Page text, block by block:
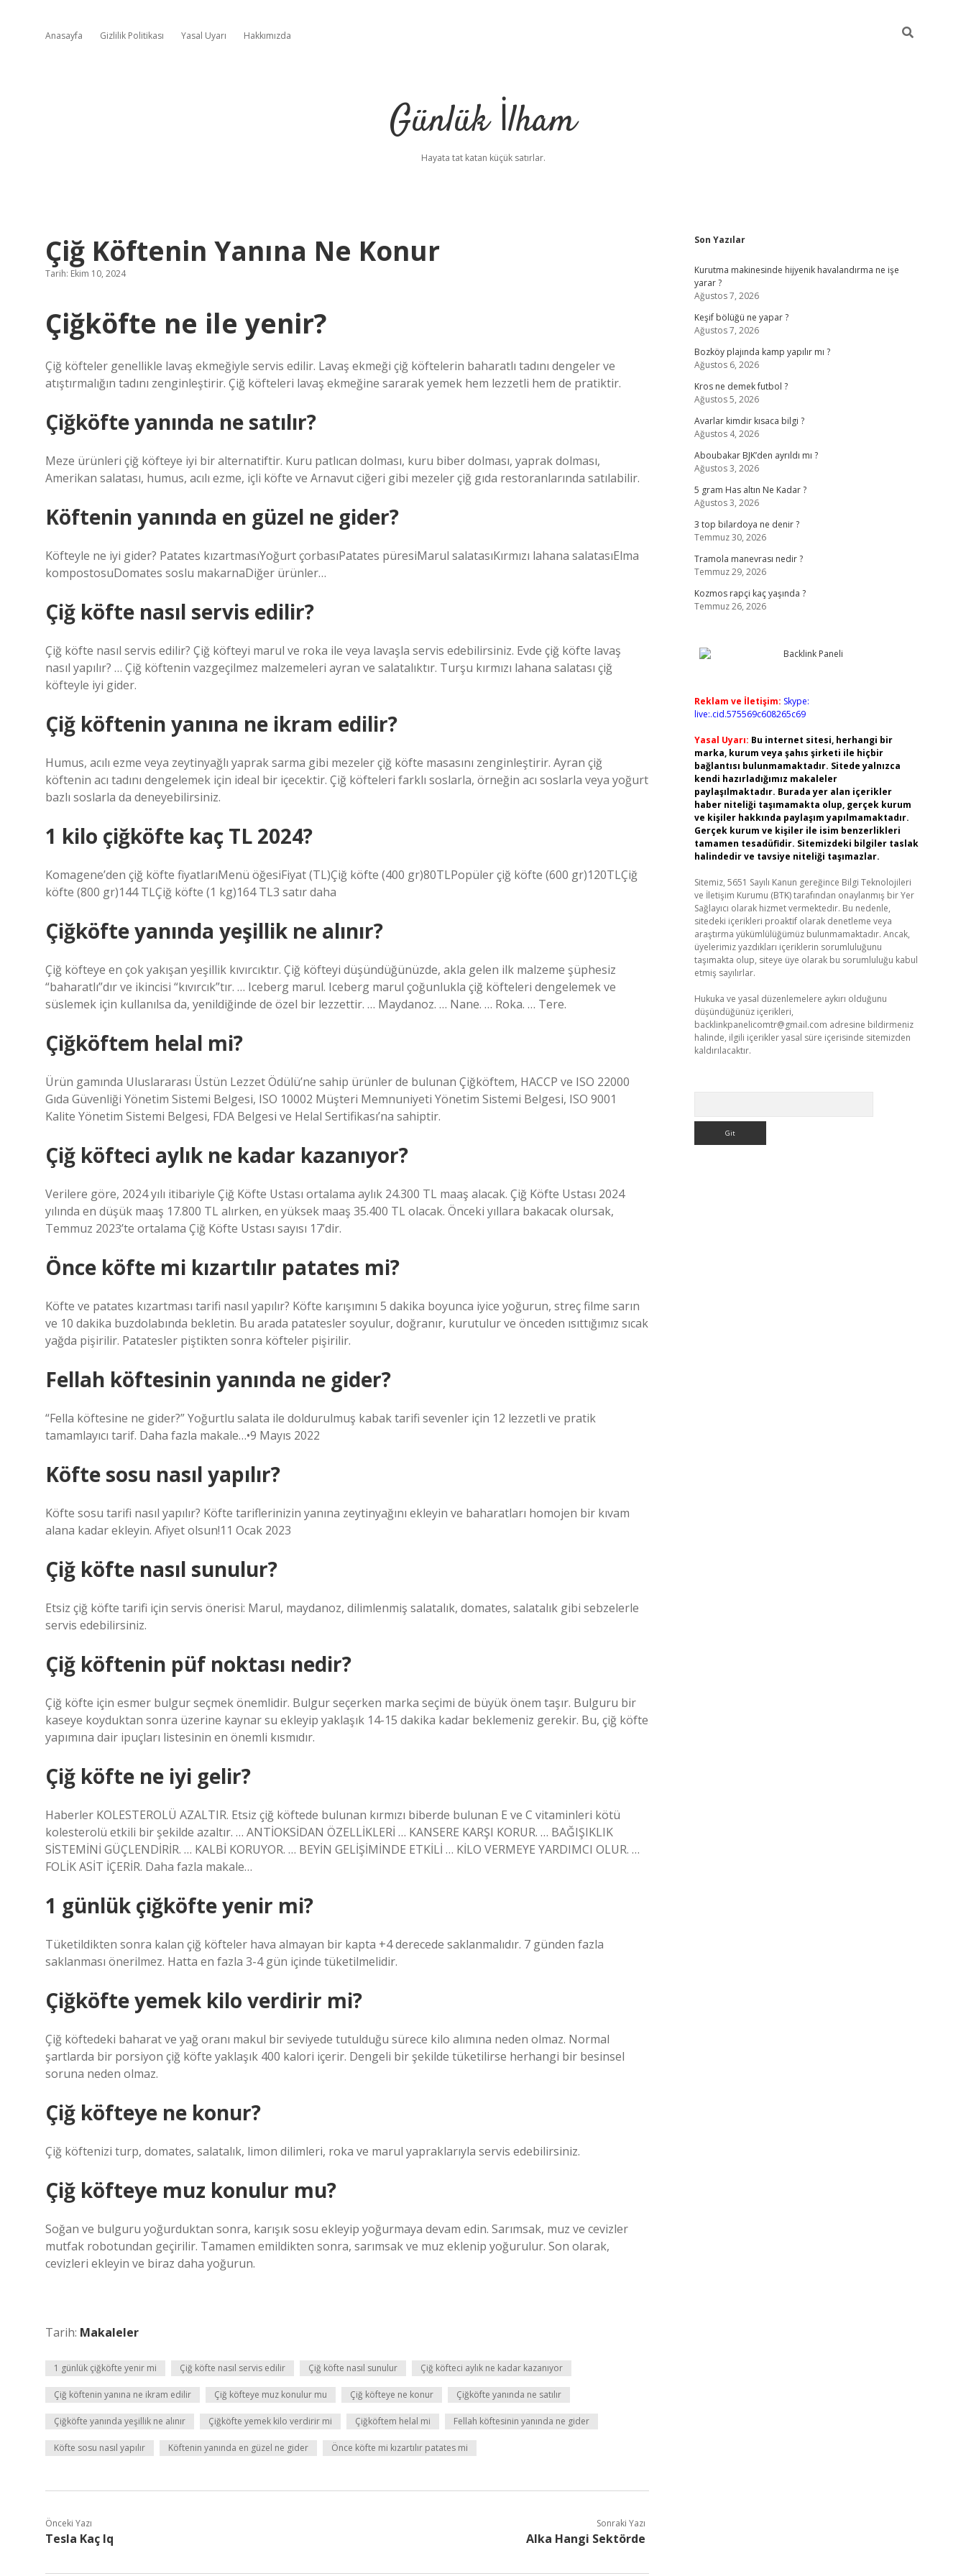
Anasayfa Gizlilik Politikası Yasal Uyarı Hakkımızda
Günlük İlham
Hayata tat katan küçük satırlar.
Çiğ Köftenin Yanına Ne Konur
Tarih: Ekim 10, 2024
Çiğköfte ne ile yenir?
Çiğ köfteler genellikle lavaş ekmeğiyle servis edilir. Lavaş ekmeği çiğ köftelerin baharatlı tadını dengeler ve
atıştırmalığın tadını zenginleştirir. Çiğ köfteleri lavaş ekmeğine sararak yemek hem lezzetli hem de pratiktir.
Çiğköfte yanında ne satılır?
Meze ürünleri çiğ köfteye iyi bir alternatiftir. Kuru patlıcan dolması, kuru biber dolması, yaprak dolması,
Amerikan salatası, humus, acılı ezme, içli köfte ve Arnavut ciğeri gibi mezeler çiğ gıda restoranlarında satılabilir.
Köftenin yanında en güzel ne gider?
Köfteyle ne iyi gider? Patates kızartmasıYoğurt çorbasıPatates püresiMarul salatasıKırmızı lahana salatasıElma
kompostosuDomates soslu makarnaDiğer ürünler…
Çiğ köfte nasıl servis edilir?
Çiğ köfte nasıl servis edilir? Çiğ köfteyi marul ve roka ile veya lavaşla servis edebilirsiniz. Evde çiğ köfte lavaş
nasıl yapılır? … Çiğ köftenin vazgeçilmez malzemeleri ayran ve salatalıktır. Turşu kırmızı lahana salatası çiğ
köfteyle iyi gider.
Çiğ köftenin yanına ne ikram edilir?
Humus, acılı ezme veya zeytinyağlı yaprak sarma gibi mezeler çiğ köfte masasını zenginleştirir. Ayran çiğ
köftenin acı tadını dengelemek için ideal bir içecektir. Çiğ köfteleri farklı soslarla, örneğin acı soslarla veya yoğurt
bazlı soslarla da deneyebilirsiniz.
1 kilo çiğköfte kaç TL 2024?
Komagene’den çiğ köfte fiyatlarıMenü öğesiFiyat (TL)Çiğ köfte (400 gr)80TLPopüler çiğ köfte (600 gr)120TLÇiğ
köfte (800 gr)144 TLÇiğ köfte (1 kg)164 TL3 satır daha
Çiğköfte yanında yeşillik ne alınır?
Çiğ köfteye en çok yakışan yeşillik kıvırcıktır. Çiğ köfteyi düşündüğünüzde, akla gelen ilk malzeme şüphesiz
“baharatlı”dır ve ikincisi “kıvırcık”tır. … Iceberg marul. Iceberg marul çoğunlukla çiğ köfteleri dengelemek ve
süslemek için kullanılsa da, yenildiğinde de özel bir lezzettir. … Maydanoz. … Nane. … Roka. … Tere.
Çiğköftem helal mi?
Ürün gamında Uluslararası Üstün Lezzet Ödülü’ne sahip ürünler de bulunan Çiğköftem, HACCP ve ISO 22000
Gıda Güvenliği Yönetim Sistemi Belgesi, ISO 10002 Müşteri Memnuniyeti Yönetim Sistemi Belgesi, ISO 9001
Kalite Yönetim Sistemi Belgesi, FDA Belgesi ve Helal Sertifikası’na sahiptir.
Çiğ köfteci aylık ne kadar kazanıyor?
Verilere göre, 2024 yılı itibariyle Çiğ Köfte Ustası ortalama aylık 24.300 TL maaş alacak. Çiğ Köfte Ustası 2024
yılında en düşük maaş 17.800 TL alırken, en yüksek maaş 35.400 TL olacak. Önceki yıllara bakacak olursak,
Temmuz 2023’te ortalama Çiğ Köfte Ustası sayısı 17’dir.
Önce köfte mi kızartılır patates mi?
Köfte ve patates kızartması tarifi nasıl yapılır? Köfte karışımını 5 dakika boyunca iyice yoğurun, streç filme sarın
ve 10 dakika buzdolabında bekletin. Bu arada patatesler soyulur, doğranır, kurutulur ve önceden ısıttığımız sıcak
yağda pişirilir. Patatesler piştikten sonra köfteler pişirilir.
Fellah köftesinin yanında ne gider?
“Fella köftesine ne gider?” Yoğurtlu salata ile doldurulmuş kabak tarifi sevenler için 12 lezzetli ve pratik
tamamlayıcı tarif. Daha fazla makale…•9 Mayıs 2022
Köfte sosu nasıl yapılır?
Köfte sosu tarifi nasıl yapılır? Köfte tariflerinizin yanına zeytinyağını ekleyin ve baharatları homojen bir kıvam
alana kadar ekleyin. Afiyet olsun!11 Ocak 2023
Çiğ köfte nasıl sunulur?
Etsiz çiğ köfte tarifi için servis önerisi: Marul, maydanoz, dilimlenmiş salatalık, domates, salatalık gibi sebzelerle
servis edebilirsiniz.
Çiğ köftenin püf noktası nedir?
Çiğ köfte için esmer bulgur seçmek önemlidir. Bulgur seçerken marka seçimi de büyük önem taşır. Bulguru bir
kaseye koyduktan sonra üzerine kaynar su ekleyip yaklaşık 14-15 dakika kadar beklemeniz gerekir. Bu, çiğ köfte
yapımına dair ipuçları listesinin en önemli kısmıdır.
Çiğ köfte ne iyi gelir?
Haberler KOLESTEROLÜ AZALTIR. Etsiz çiğ köftede bulunan kırmızı biberde bulunan E ve C vitaminleri kötü
kolesterolü etkili bir şekilde azaltır. … ANTİOKSİDAN ÖZELLİKLERİ … KANSERE KARŞI KORUR. … BAĞIŞIKLIK
SİSTEMİNİ GÜÇLENDİRİR. … KALBİ KORUYOR. … BEYİN GELİŞİMİNDE ETKİLİ … KİLO VERMEYE YARDIMCI OLUR. …
FOLİK ASİT İÇERİR. Daha fazla makale…
1 günlük çiğköfte yenir mi?
Tüketildikten sonra kalan çiğ köfteler hava almayan bir kapta +4 derecede saklanmalıdır. 7 günden fazla
saklanması önerilmez. Hatta en fazla 3-4 gün içinde tüketilmelidir.
Çiğköfte yemek kilo verdirir mi?
Çiğ köftedeki baharat ve yağ oranı makul bir seviyede tutulduğu sürece kilo alımına neden olmaz. Normal
şartlarda bir porsiyon çiğ köfte yaklaşık 400 kalori içerir. Dengeli bir şekilde tüketilirse herhangi bir besinsel
soruna neden olmaz.
Çiğ köfteye ne konur?
Çiğ köftenizi turp, domates, salatalık, limon dilimleri, roka ve marul yapraklarıyla servis edebilirsiniz.
Çiğ köfteye muz konulur mu?
Soğan ve bulguru yoğurduktan sonra, karışık sosu ekleyip yoğurmaya devam edin. Sarımsak, muz ve cevizler
mutfak robotundan geçirilir. Tamamen emildikten sonra, sarımsak ve muz eklenip yoğurulur. Son olarak,
cevizleri ekleyin ve biraz daha yoğurun.
Tarih: Makaleler
1 günlük çiğköfte yenir mi Çiğ köfte nasıl servis edilir Çiğ köfte nasıl sunulur Çiğ köfteci aylık ne kadar kazanıyor
Çiğ köftenin yanına ne ikram edilir Çiğ köfteye muz konulur mu Çiğ köfteye ne konur Çiğköfte yanında ne satılır
Çiğköfte yanında yeşillik ne alınır Çiğköfte yemek kilo verdirir mi Çiğköftem helal mi Fellah köftesinin yanında ne gider
Köfte sosu nasıl yapılır Köftenin yanında en güzel ne gider Önce köfte mi kızartılır patates mi
Önceki Yazı
Tesla Kaç Iq
Sonraki Yazı
Alka Hangi Sektörde
Sidebar
Son Yazılar
Kurutma makinesinde hijyenik havalandırma ne işe
yarar ?
Ağustos 7, 2026
Keşif bölüğü ne yapar ?
Ağustos 7, 2026
Bozköy plajında kamp yapılır mı ?
Ağustos 6, 2026
Kros ne demek futbol ?
Ağustos 5, 2026
Avarlar kimdir kısaca bilgi ?
Ağustos 4, 2026
Aboubakar BJK’den ayrıldı mı ?
Ağustos 3, 2026
5 gram Has altın Ne Kadar ?
Ağustos 3, 2026
3 top bilardoya ne denir ?
Temmuz 30, 2026
Tramola manevrası nedir ?
Temmuz 29, 2026
Kozmos rapçi kaç yaşında ?
Temmuz 26, 2026
Reklam ve İletişim: Skype:
live:.cid.575569c608265c69
Yasal Uyarı: Bu internet sitesi, herhangi bir
marka, kurum veya şahıs şirketi ile hiçbir
bağlantısı bulunmamaktadır. Sitede yalnızca
kendi hazırladığımız makaleler
paylaşılmaktadır. Burada yer alan içerikler
haber niteliği taşımamakta olup, gerçek kurum
ve kişiler hakkında paylaşım yapılmamaktadır.
Gerçek kurum ve kişiler ile isim benzerlikleri
tamamen tesadüfidir. Sitemizdeki bilgiler taslak
halindedir ve tavsiye niteliği taşımazlar.
Sitemiz, 5651 Sayılı Kanun gereğince Bilgi Teknolojileri
ve İletişim Kurumu (BTK) tarafından onaylanmış bir Yer
Sağlayıcı olarak hizmet vermektedir. Bu nedenle,
sitedeki içerikleri proaktif olarak denetleme veya
araştırma yükümlülüğümüz bulunmamaktadır. Ancak,
üyelerimiz yazdıkları içeriklerin sorumluluğunu
taşımakta olup, siteye üye olarak bu sorumluluğu kabul
etmiş sayılırlar.
Hukuka ve yasal düzenlemelere aykırı olduğunu
düşündüğünüz içerikleri,
backlinkpanelicomtr@gmail.com adresine bildirmeniz
halinde, ilgili içerikler yasal süre içerisinde sitemizden
kaldırılacaktır.